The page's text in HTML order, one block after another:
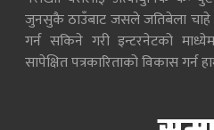
जुनसुकै ठाउँबाट जसले जतिबेला चाहे
गर्न सकिने गरी इन्टरनेटको
सापेक्षित पत्रकारिताको विकास गर्न